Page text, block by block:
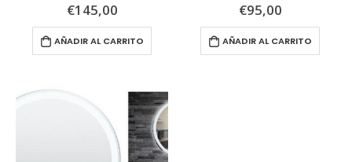
0out of 5
€145,00
AÑADIR AL CARRITO
0out of 5
€95,00
AÑADIR AL CARRITO